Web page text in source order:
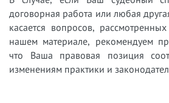
договорная работа или любая
касается вопросов,
нашем материале, рекомендуем
что Ваша правовая позиция
изменениям практики и